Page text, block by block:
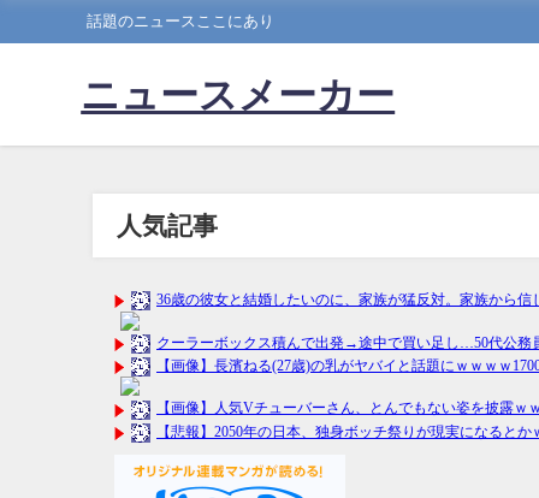
話題のニュースここにあり
ニュースメーカー
人気記事